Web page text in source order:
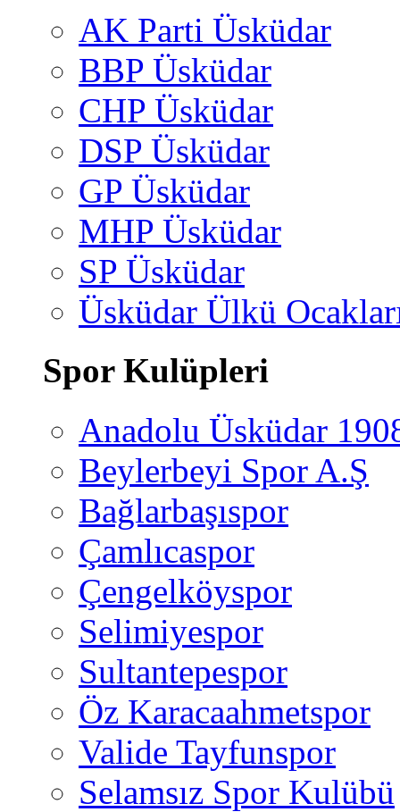
AK Parti Üsküdar
BBP Üsküdar
CHP Üsküdar
DSP Üsküdar
GP Üsküdar
MHP Üsküdar
SP Üsküdar
Üsküdar Ülkü
Spor Kulüpleri
Anadolu Üsküdar
Beylerbeyi Spor A.Ş
Bağlarbaşıspor
Çamlıcaspor
Çengelköyspor
Selimiyespor
Sultantepespor
Öz Karacaahmetspor
Valide Tayfunspor
Selamsız Spor Kulübü